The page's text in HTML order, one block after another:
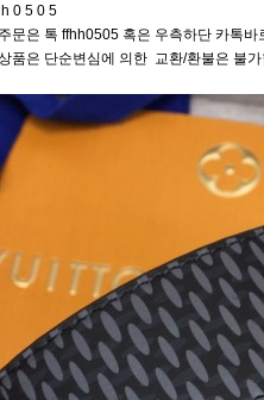
0 5 0 5
문은 톡 ffhh0505 혹은 우측하단 카톡바
품은 단순변심에 의한 교환/환불은 불